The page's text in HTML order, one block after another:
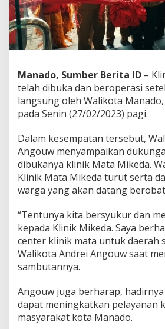
m
i
k
a
n
a
l
i
k
o
A
n
g
o
u
w
Manado, Sumber Berita ID –
telah dibuka dan beroperasi
langsung oleh Walikota
pada Senin (27/02/2023) pagi.
Dalam kesempatan tersebut,
Angouw menyampaikan
dibukanya klinik Mata Mikeda.
Klinik Mata Mikeda turut serta
warga yang akan datang
“Tentunya kita bersyukur dan
kepada Klinik Mikeda. Saya
center klinik mata untuk daerah
Walikota Andrei Angouw saat
sambutannya.
Angouw juga berharap,
dapat meningkatkan pelayanan
masyarakat kota Manado.